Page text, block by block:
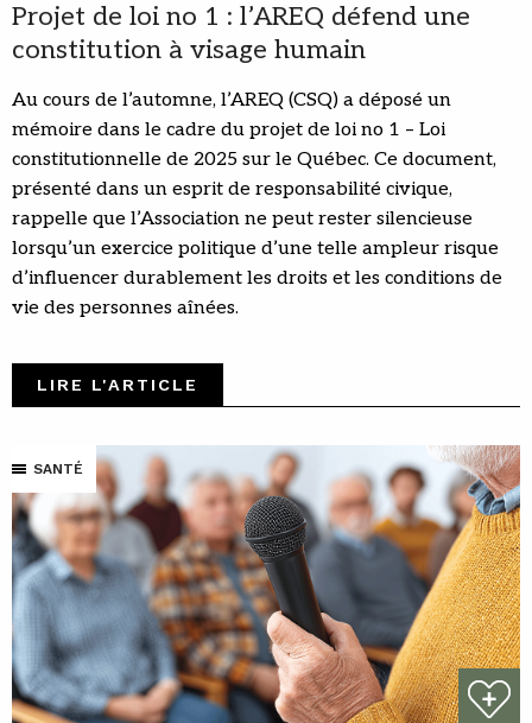
Projet de loi no 1 : l’AREQ défend une
constitution à visage humain
Au cours de l’automne, l’AREQ (CSQ) a déposé un
mémoire dans le cadre du projet de loi no 1 – Loi
constitutionnelle de 2025 sur le Québec. Ce document,
présenté dans un esprit de responsabilité civique,
rappelle que l’Association ne peut rester silencieuse
lorsqu’un exercice politique d’une telle ampleur risque
d’influencer durablement les droits et les conditions de
vie des personnes aînées.
LIRE L'ARTICLE
SANTÉ